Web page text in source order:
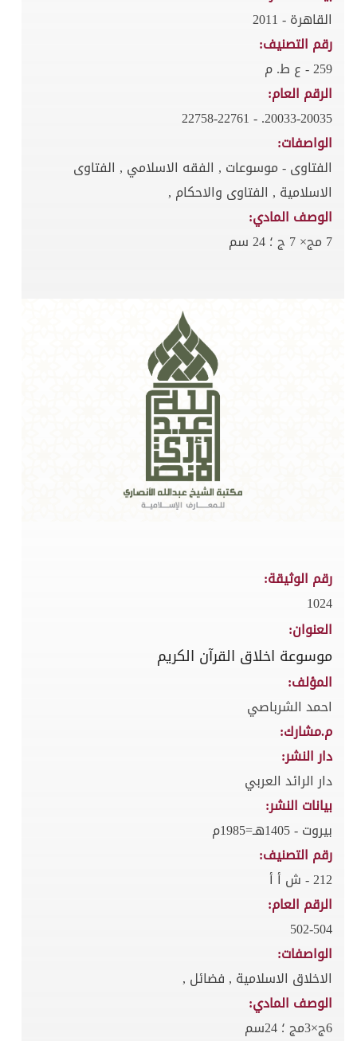
القاهرة - 2011
رقم التصنيف:
259 - ع ط. م
الرقم العام:
20033-20035. - 22758-22761
الواصفات:
الفتاوى - موسوعات , الفقه الاسلامي , الفتاوى
الاسلامية , الفتاوى والاحكام ,
الوصف المادي:
7 مج× 7 ج ؛ 24 سم
رقم الوثيقة:
1024
العنوان:
موسوعة اخلاق القرآن الكريم
المؤلف:
احمد الشرباصي
م.مشارك:
دار النشر:
دار الرائد العربي
بيانات النشر:
بيروت - 1405هـ=1985م
رقم التصنيف:
212 - ش أ أ
الرقم العام:
502-504
الواصفات:
الاخلاق الاسلامية , فضائل ,
الوصف المادي:
6ج×3مج ؛ 24سم